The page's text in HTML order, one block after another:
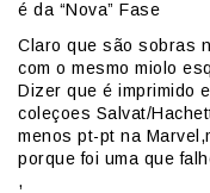
é da “Nova” Fase
Claro que são sobras
com o mesmo miolo
Dizer que é imprimido
coleçoes Salvat/
menos pt-pt na
porque foi uma que
,